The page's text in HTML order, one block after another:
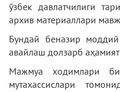
ўзбек давлатчилиги
архив материаллари
Бундай беназир
авайлаш долзарб
Мажмуа ходимлари
мутахассислари